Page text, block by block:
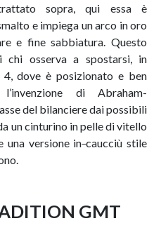
sopra, qui essa è
e impiega un arco in oro
e fine sabbiatura. Questo
chi osserva a spostarsi, in
dove è posizionato e ben
l’invenzione di Abraham-
del bilanciere dai possibili
un cinturino in pelle di vitello
una versione in caucciù stile
GMT